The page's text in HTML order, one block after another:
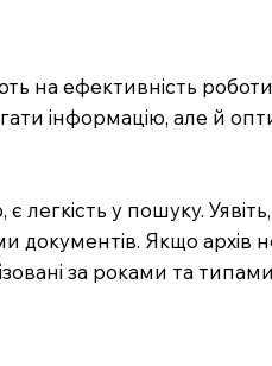
на ефективність роботи
інформацію, але й
у пошуку.
документів. Якщо
за роками та